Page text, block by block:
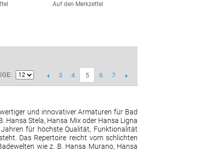
und innovativer Armaturen für Bad
Hansa Stela, Hansa Mix oder Hansa Ligna
für höchste Qualität, Funktionalität
Das Repertoire reicht vom schlichten
wie z. B. Hansa Murano, Hansa
Auf den Merkzettel
3 4 5 6 7